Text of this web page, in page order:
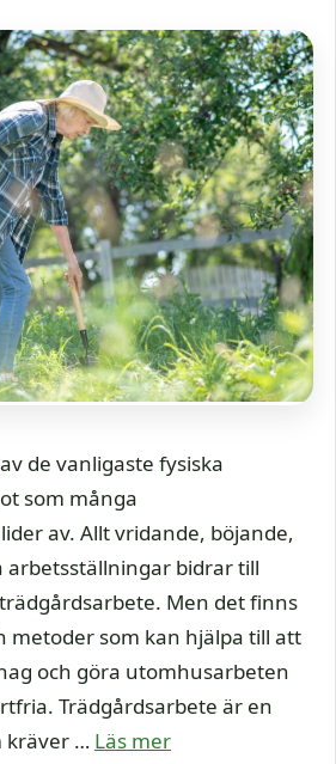
de vanligaste fysiska
som många
av. Allt vridande, böjande,
arbetsställningar bidrar till
Men det finns
metoder som kan hjälpa till att
och göra utomhusarbeten
Trädgårdsarbete är en
kräver … Läs mer